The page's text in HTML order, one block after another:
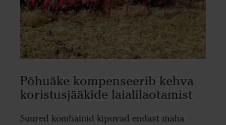
Põhuäke kompenseerib kehva
koristusjääkide laialilaotamist
Suured kombainid kipuvad endast maha